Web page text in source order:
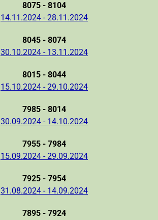
8075 - 8104
14.11.2024 - 28.11.2024
8045 - 8074
30.10.2024 - 13.11.2024
8015 - 8044
15.10.2024 - 29.10.2024
7985 - 8014
30.09.2024 - 14.10.2024
7955 - 7984
15.09.2024 - 29.09.2024
7925 - 7954
31.08.2024 - 14.09.2024
7895 - 7924